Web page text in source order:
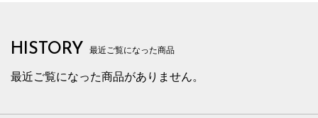
HISTORY 最近ご覧になった商品
最近ご覧になった商品がありません。